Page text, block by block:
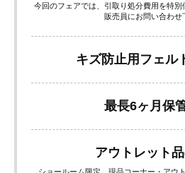
今回のフェアでは、引取り処分費用を特
販売員にお問い合わせ
キズ防止用フェル
最長6ヶ月保
アウトレット